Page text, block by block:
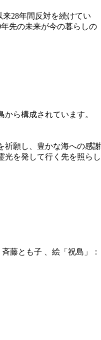
28年間反対を続けてい
先の未来が今の暮らしの
ら構成されています。
祈願し、豊かな海への感謝
光を発して行く先を照らし
藤とも子 、絵「祝島」：